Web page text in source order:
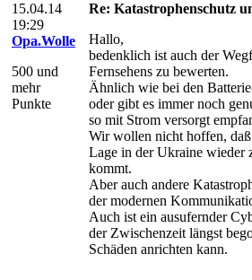
15.04.14
19:29
Opa.Wolle
500 und
mehr
Punkte
Re: Katastrophenschutz
Hallo,
bedenklich ist auch der
Fernsehens zu bewerten.
Ähnlich wie bei den
oder gibt es immer noch
so mit Strom versorgt
Wir wollen nicht hoffen, daß
Lage in der Ukraine wieder
kommt.
Aber auch andere
der modernen
Auch ist ein ausufernder
der Zwischenzeit längst
Schäden anrichten kann.